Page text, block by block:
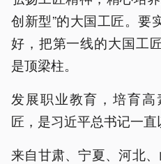
创新型”的大国工匠。要
好，把第一线的大国工
是顶梁柱。
发展职业教育，培育
匠，是习近平总书记一直
来自甘肃、宁夏、河北